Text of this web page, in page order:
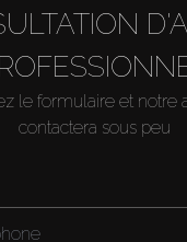
le formulaire et notre
contactera sous peu